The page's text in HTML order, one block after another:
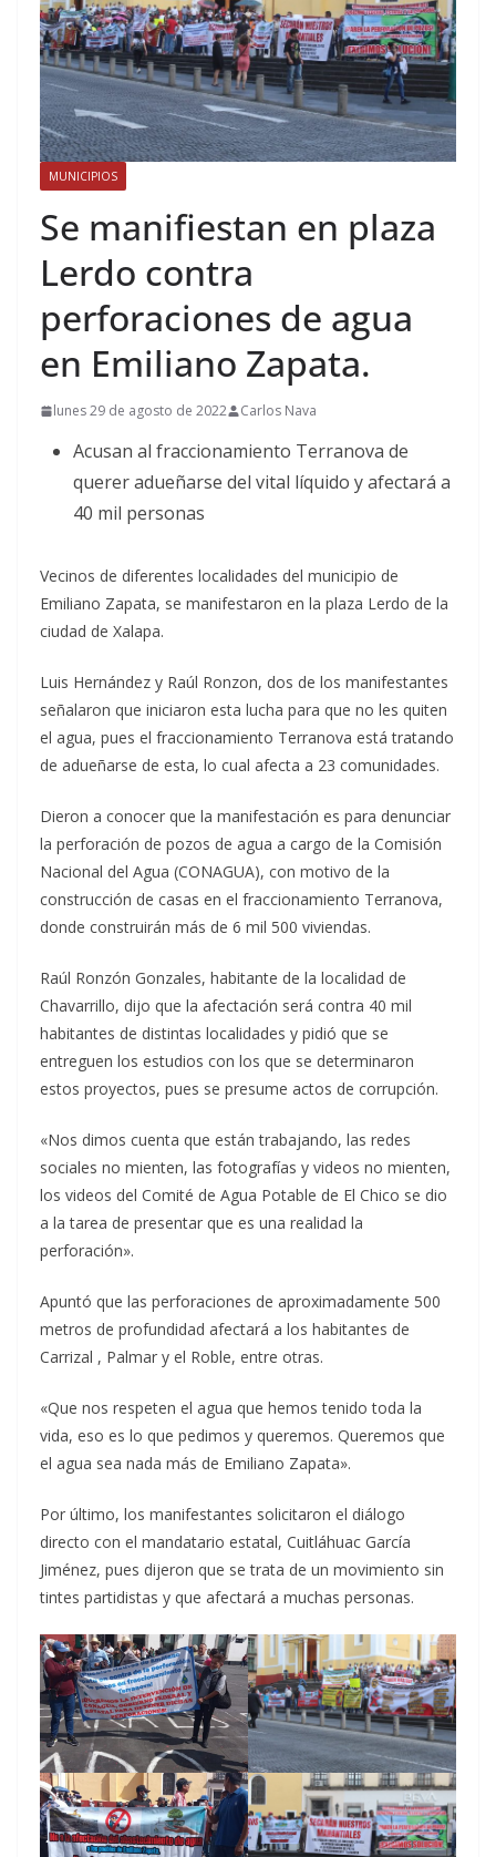
MUNICIPIOS
Se manifiestan en plaza
Lerdo contra
perforaciones de agua
en Emiliano Zapata.
lunes 29 de agosto de 2022 Carlos Nava
Acusan al fraccionamiento Terranova de
querer adueñarse del vital líquido y afectará a
40 mil personas
Vecinos de diferentes localidades del municipio de
Emiliano Zapata, se manifestaron en la plaza Lerdo de la
ciudad de Xalapa.
Luis Hernández y Raúl Ronzon, dos de los manifestantes
señalaron que iniciaron esta lucha para que no les quiten
el agua, pues el fraccionamiento Terranova está tratando
de adueñarse de esta, lo cual afecta a 23 comunidades.
Dieron a conocer que la manifestación es para denunciar
la perforación de pozos de agua a cargo de la Comisión
Nacional del Agua (CONAGUA), con motivo de la
construcción de casas en el fraccionamiento Terranova,
donde construirán más de 6 mil 500 viviendas.
Raúl Ronzón Gonzales, habitante de la localidad de
Chavarrillo, dijo que la afectación será contra 40 mil
habitantes de distintas localidades y pidió que se
entreguen los estudios con los que se determinaron
estos proyectos, pues se presume actos de corrupción.
«Nos dimos cuenta que están trabajando, las redes
sociales no mienten, las fotografías y videos no mienten,
los videos del Comité de Agua Potable de El Chico se dio
a la tarea de presentar que es una realidad la
perforación».
Apuntó que las perforaciones de aproximadamente 500
metros de profundidad afectará a los habitantes de
Carrizal , Palmar y el Roble, entre otras.
«Que nos respeten el agua que hemos tenido toda la
vida, eso es lo que pedimos y queremos. Queremos que
el agua sea nada más de Emiliano Zapata».
Por último, los manifestantes solicitaron el diálogo
directo con el mandatario estatal, Cuitláhuac García
Jiménez, pues dijeron que se trata de un movimiento sin
tintes partidistas y que afectará a muchas personas.